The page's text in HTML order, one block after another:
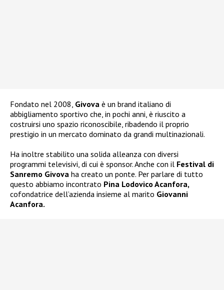
Fondato nel 2008, Givova è un brand italiano di
abbigliamento sportivo che, in pochi anni, è riuscito a
costruirsi uno spazio riconoscibile, ribadendo il proprio
prestigio in un mercato dominato da grandi multinazionali.
Ha inoltre stabilito una solida alleanza con diversi
programmi televisivi, di cui è sponsor. Anche con il Festival di
Sanremo Givova ha creato un ponte. Per parlare di tutto
questo abbiamo incontrato Pina Lodovico Acanfora,
cofondatrice dell’azienda insieme al marito Giovanni
Acanfora.